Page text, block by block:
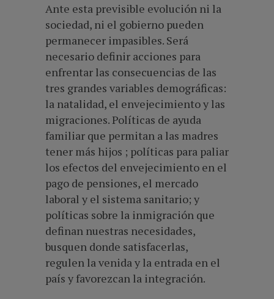
Ante esta previsible evolución ni la
sociedad, ni el gobierno pueden
permanecer impasibles. Será
necesario definir acciones para
enfrentar las consecuencias de las
tres grandes variables demográficas:
la natalidad, el envejecimiento y las
migraciones. Políticas de ayuda
familiar que permitan a las madres
tener más hijos ; políticas para paliar
los efectos del envejecimiento en el
pago de pensiones, el mercado
laboral y el sistema sanitario; y
políticas sobre la inmigración que
definan nuestras necesidades,
busquen donde satisfacerlas,
regulen la venida y la entrada en el
país y favorezcan la integración.